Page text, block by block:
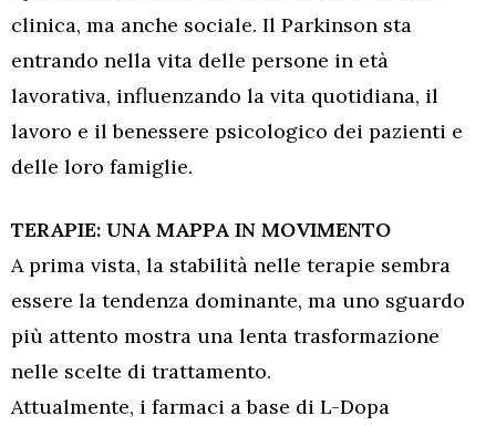
clinica, ma anche sociale. Il Parkinson sta
entrando nella vita delle persone in età
lavorativa, influenzando la vita quotidiana, il
lavoro e il benessere psicologico dei pazienti e
delle loro famiglie.
TERAPIE: UNA MAPPA IN MOVIMENTO
A prima vista, la stabilità nelle terapie sembra
essere la tendenza dominante, ma uno sguardo
più attento mostra una lenta trasformazione
nelle scelte di trattamento.
Attualmente, i farmaci a base di L-Dopa